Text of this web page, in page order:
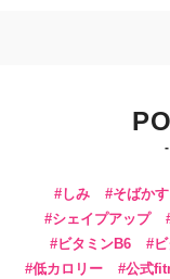
しみ そばかす
シェイプアップ
ビタミンB6
低カロリー
公式